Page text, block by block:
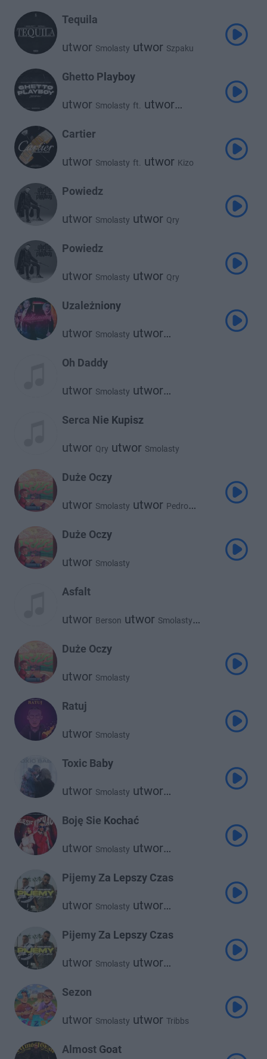
Tequila
utwor Smolasty utwor Szpaku
Ghetto Playboy
utwor Smolasty ft. utwor
Cartier
utwor Smolasty ft. utwor Kizo
Powiedz
utwor Smolasty utwor Qry
Powiedz
utwor Smolasty utwor Qry
Uzależniony
utwor Smolasty utwor
Oh Daddy
utwor Smolasty utwor
Serca Nie Kupisz
utwor Qry utwor Smolasty
Duże Oczy
utwor Smolasty utwor Pedro
Duże Oczy
utwor Smolasty
Asfalt
utwor Berson utwor Smolasty
Duże Oczy
utwor Smolasty
Ratuj
utwor Smolasty
Toxic Baby
utwor Smolasty utwor
Boję Sie Kochać
utwor Smolasty utwor
Pijemy Za Lepszy Czas
utwor Smolasty utwor
Pijemy Za Lepszy Czas
utwor Smolasty utwor
Sezon
utwor Smolasty utwor Tribbs
Almost Goat